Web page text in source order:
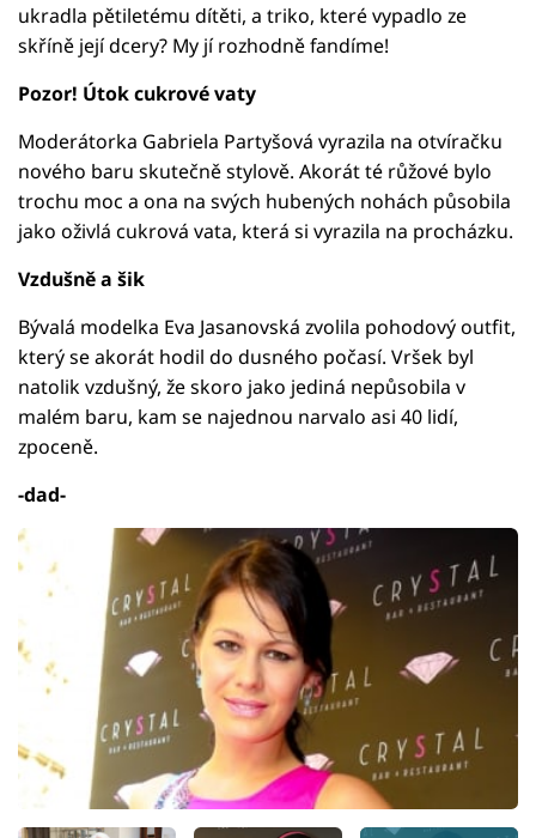
ukradla pětiletému dítěti, a triko, které vypadlo ze
skříně její dcery? My jí rozhodně fandíme!
Pozor! Útok cukrové vaty
Moderátorka Gabriela Partyšová vyrazila na otvíračku
nového baru skutečně stylově. Akorát té růžové bylo
trochu moc a ona na svých hubených nohách působila
jako oživlá cukrová vata, která si vyrazila na procházku.
Vzdušně a šik
Bývalá modelka Eva Jasanovská zvolila pohodový outfit,
který se akorát hodil do dusného počasí. Vršek byl
natolik vzdušný, že skoro jako jediná nepůsobila v
malém baru, kam se najednou narvalo asi 40 lidí,
zpoceně.
-dad-